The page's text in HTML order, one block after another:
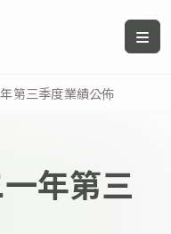
第三季度業績公佈
年第三